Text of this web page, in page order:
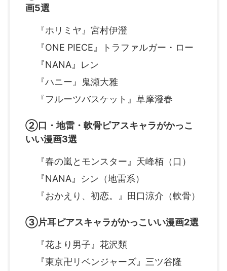
画5選
『ホリミヤ』宮村伊澄
『ONE PIECE』トラファルガー・ロー
『NANA』レン
『ハニー』鬼瀬大雅
『フルーツバスケット』草摩潑春
②口・地雷・軟骨ピアスキャラがかっこ
いい漫画3選
『春の嵐とモンスター』天峰栢（口）
『NANA』シン（地雷系）
『おかえり、初恋。』田口涼介（軟骨）
③片耳ピアスキャラがかっこいい漫画2選
『花より男子』花沢類
『東京卍リベンジャーズ』三ツ谷隆